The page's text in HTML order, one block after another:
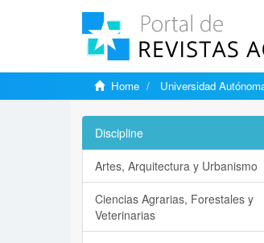
Home Universidad
Discipline
Artes, Arquitectura y Urbanismo
Ciencias Agrarias, Forestales y
Veterinarias